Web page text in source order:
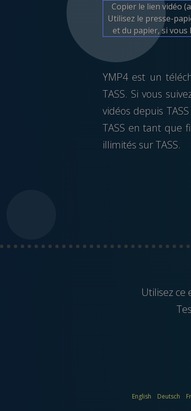
Copier le lien vidéo
Utilisez le presse-
et du papier, si vous
YMP4 est un
TASS. Si vous
vidéos depuis
TASS en tant que
illimités sur TASS.
Utilisez ce
English Deutsch